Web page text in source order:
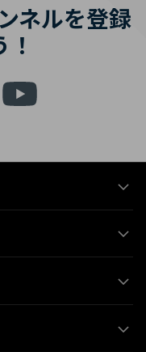
ネルを登録